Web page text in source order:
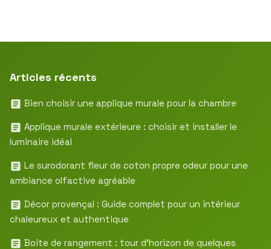
Articles récents
Bien choisir une applique murale pour la chambre
Applique murale extérieure : choisir et installer le
luminaire idéal
Le surodorant fleur de coton propre odeur pour une
ambiance olfactive agréable
Décor provençal : Guide complet pour un intérieur
chaleureux et authentique
Boite de rangement : tour d’horizon de quelques